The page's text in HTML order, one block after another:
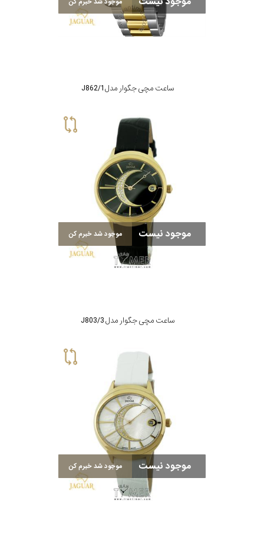
موجود شد خبرم کن
ساعت مچی جگوار مدل J862/1
موجود نیست موجود شد خبرم کن
ساعت مچی جگوار مدل J803/3
موجود نیست موجود شد خبرم کن